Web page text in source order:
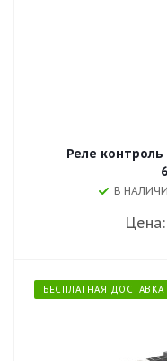
Реле контроль
В
Цена:
БЕСПЛАТНАЯ ДОСТАВКА